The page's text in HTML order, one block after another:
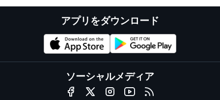
アプリをダウンロード
ソーシャルメディア